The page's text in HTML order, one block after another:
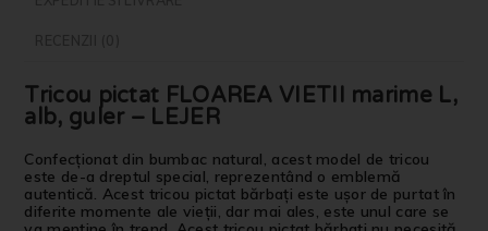
Tricou pictat FLOAREA VIETII marime L,
alb, guler – LEJER
Confecționat din bumbac natural, acest model de tricou
este de-a dreptul special, reprezentând o emblemă
autentică. Acest tricou pictat bărbați este ușor de purtat în
diferite momente ale vieții, dar mai ales, este unul care se